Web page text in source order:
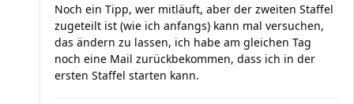
Noch ein Tipp, wer mitläuft, aber der zweiten Staffel
zugeteilt ist (wie ich anfangs) kann mal versuchen,
das ändern zu lassen, ich habe am gleichen Tag
noch eine Mail zurückbekommen, dass ich in der
ersten Staffel starten kann.